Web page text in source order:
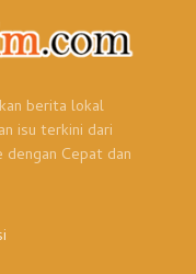
berita lokal
isu terkini dari
Cepat dan